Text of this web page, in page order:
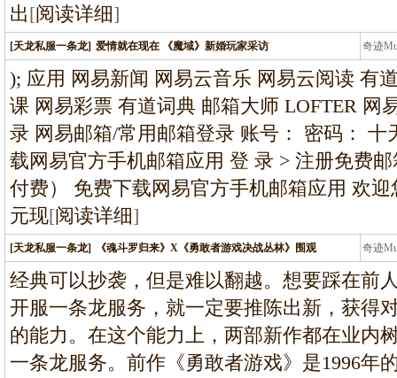
出[阅读详细]
[天龙私服一条龙] 爱情就在现在 《魔域》新婚玩家采访 奇迹
条
); 应用 网易新闻 网易云音乐 网易云阅读 有
课 网易彩票 有道词典 邮箱大师 LOFTER 网
录 网易邮箱/常用邮箱登录 账号： 密码：
载网易官方手机邮箱应用 登 录 > 注册免费
付费） 免费下载网易官方手机邮箱应用 欢
元现[阅读详细]
[天龙私服一条龙] 《魂斗罗归来》X《勇敢者游戏决战丛林》围观 奇迹
条
经典可以抄袭，但是难以翻越。想要踩在前
开服一条龙服务，就一定要推陈出新，获得
的能力。在这个能力上，两部新作都在业内
一条龙服务。前作《勇敢者游戏》是1996年